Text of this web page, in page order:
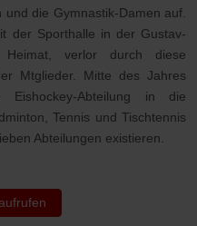
die Gymnastik-Damen auf.
der Sporthalle in der Gustav-
Heimat, verlor durch diese
Mtglieder. Mitte des Jahres
Abteilung in die
Tennis und Tischtennis
Abteilungen existieren.